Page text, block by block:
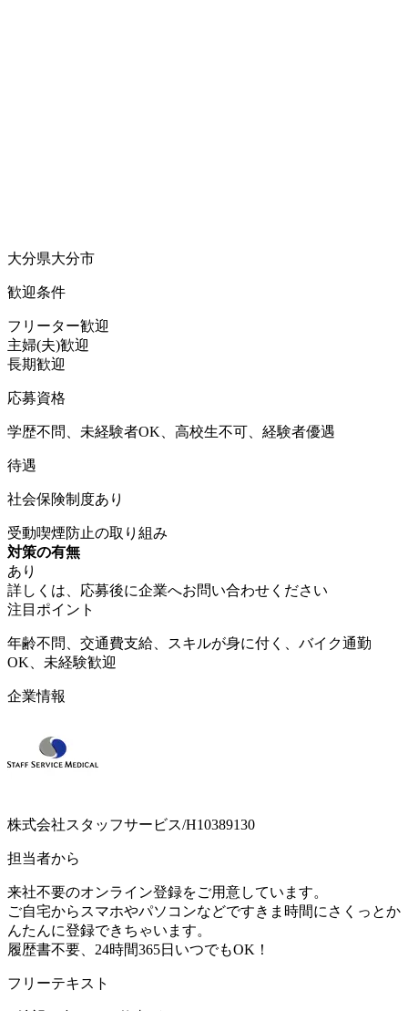
大分県大分市
歓迎条件
フリーター歓迎
主婦(夫)歓迎
長期歓迎
応募資格
学歴不問、未経験者OK、高校生不可、経験者優遇
待遇
社会保険制度あり
受動喫煙防止の取り組み
対策の有無
あり
詳しくは、応募後に企業へお問い合わせください
注目ポイント
年齢不問、交通費支給、スキルが身に付く、バイク通勤
OK、未経験歓迎
企業情報
株式会社スタッフサービス/H10389130
担当者から
来社不要のオンライン登録をご用意しています。
ご自宅からスマホやパソコンなどですきま時間にさくっとか
んたんに登録できちゃいます。
履歴書不要、24時間365日いつでもOK！
フリーテキスト